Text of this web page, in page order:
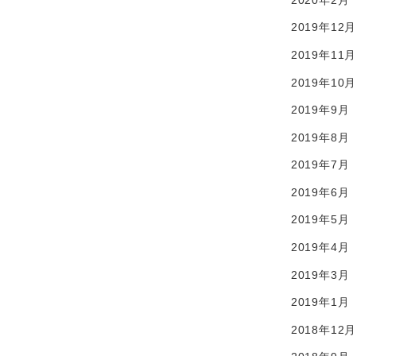
2019年12月
2019年11月
2019年10月
2019年9月
2019年8月
2019年7月
2019年6月
2019年5月
2019年4月
2019年3月
2019年1月
2018年12月